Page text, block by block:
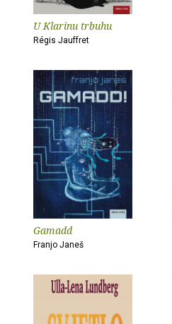
U Klarinu trbuhu
Régis Jauffret
Gamadd
Franjo Janeš